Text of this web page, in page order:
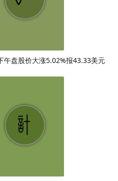
盘股价大涨5.02%报43.33美元